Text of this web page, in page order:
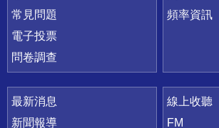
常見問題
電子投票
問卷調查
頻率資訊
最新消息
新聞報導
線上收聽
FM